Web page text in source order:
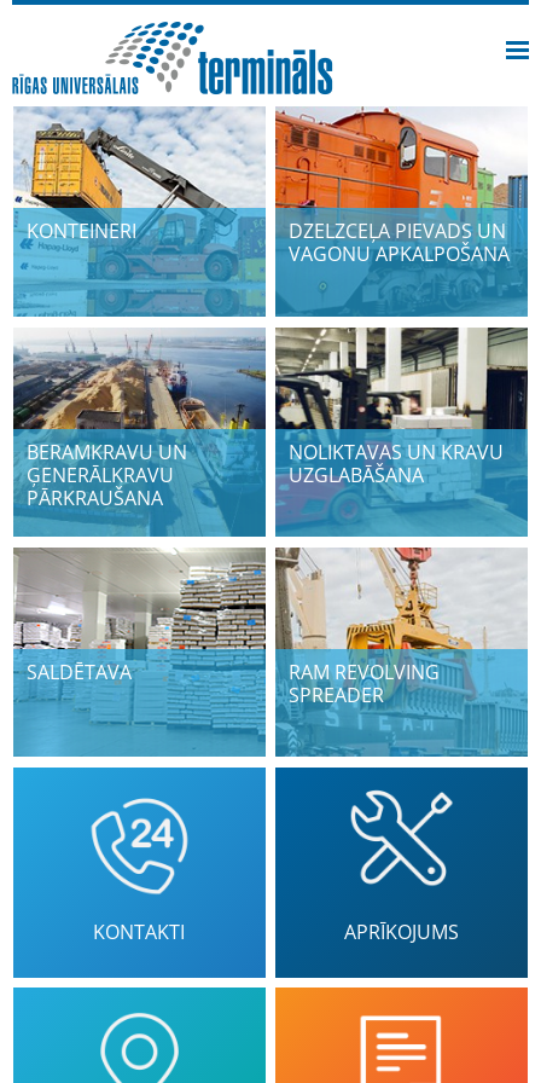
KONTEINERI
DZELZCEĻA PIEVADS UN
VAGONU APKALPOŠANA
BERAMKRAVU UN
ĢENERĀLKRAVU
PĀRKRAUŠANA
NOLIKTAVAS UN KRAVU
UZGLABĀŠANA
SALDĒTAVA
RAM REVOLVING
SPREADER
KONTAKTI APRĪKOJUMS